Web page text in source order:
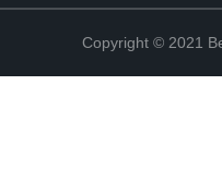
Copyright © 2021